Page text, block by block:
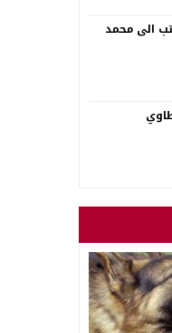
الى محمد